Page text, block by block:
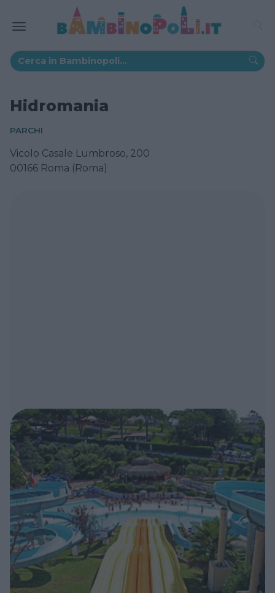
Hidromania
PARCHI
Vicolo Casale Lumbroso, 200
00166 Roma (Roma)